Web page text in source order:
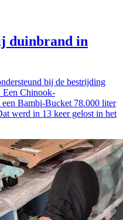
duinbrand in
bij de bestrijding
Een Chinook-
Bambi-Bucket 78.000 liter
werd in 13 keer gelost in het